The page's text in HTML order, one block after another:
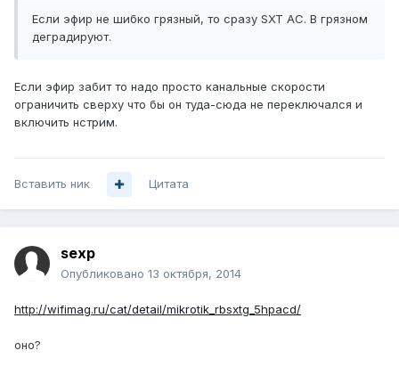
Если эфир не шибко грязный, то сразу SXT AC. В грязном
деградируют.
Если эфир забит то надо просто канальные скорости
ограничить сверху что бы он туда-сюда не переключался и
включить нстрим.
Вставить ник Цитата
sexp
Опубликовано 13 октября, 2014
http://wifimag.ru/cat/detail/mikrotik_rbsxtg_5hpacd/
оно?